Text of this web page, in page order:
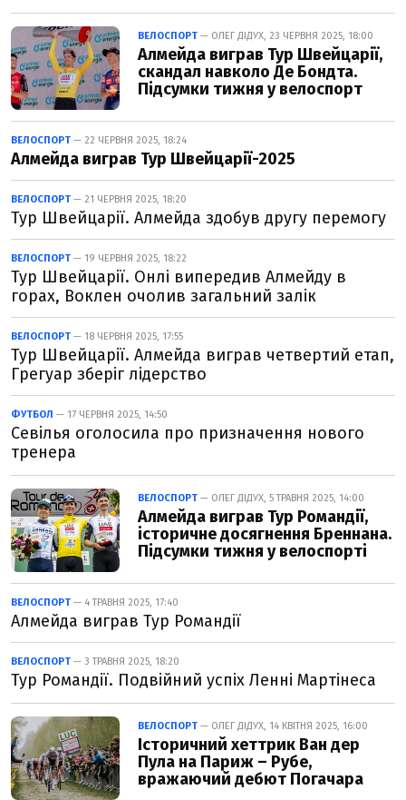
ВЕЛОСПОРТ — ОЛЕГ ДІДУХ, 23 ЧЕРВНЯ 2025, 18:00
Алмейда виграв Тур Швейцарії,
скандал навколо Де Бондта.
Підсумки тижня у велоспорт
ВЕЛОСПОРТ — 22 ЧЕРВНЯ 2025, 18:24
Алмейда виграв Тур Швейцарії-2025
ВЕЛОСПОРТ — 21 ЧЕРВНЯ 2025, 18:20
Тур Швейцарії. Алмейда здобув другу перемогу
ВЕЛОСПОРТ — 19 ЧЕРВНЯ 2025, 18:22
Тур Швейцарії. Онлі випередив Алмейду в
горах, Воклен очолив загальний залік
ВЕЛОСПОРТ — 18 ЧЕРВНЯ 2025, 17:55
Тур Швейцарії. Алмейда виграв четвертий етап,
Грегуар зберіг лідерство
ФУТБОЛ — 17 ЧЕРВНЯ 2025, 14:50
Севілья оголосила про призначення нового
тренера
ВЕЛОСПОРТ — ОЛЕГ ДІДУХ, 5 ТРАВНЯ 2025, 14:00
Алмейда виграв Тур Романдії,
історичне досягнення Бреннана.
Підсумки тижня у велоспорті
ВЕЛОСПОРТ — 4 ТРАВНЯ 2025, 17:40
Алмейда виграв Тур Романдії
ВЕЛОСПОРТ — 3 ТРАВНЯ 2025, 18:20
Тур Романдії. Подвійний успіх Ленні Мартінеса
ВЕЛОСПОРТ — ОЛЕГ ДІДУХ, 14 КВІТНЯ 2025, 16:00
Історичний хеттрик Ван дер
Пула на Париж – Рубе,
вражаючий дебют Погачара